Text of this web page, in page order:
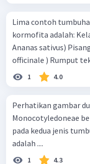
Lima contoh
kormofita adalah: Kelapa ( Cocos nucifera ) Nanas (
Ananas sativus) Pisang ( Musa paradisiaca ) Jahe ( Zingiber
officinale ) Rumput
1 4.0
Perhatikan gambar
Monocotyledoneae berikut! Cara
pada kedua jenis
adalah ....
1 4.3